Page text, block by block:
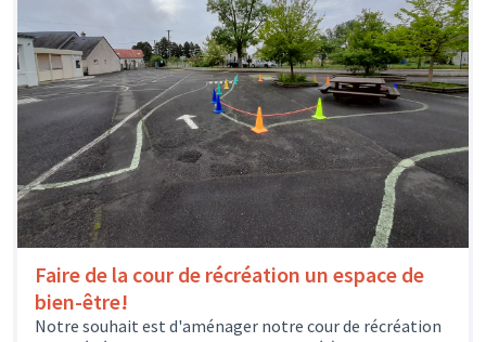
Faire de la cour de récréation un espace de
bien-être!
Notre souhait est d'aménager notre cour de récréation